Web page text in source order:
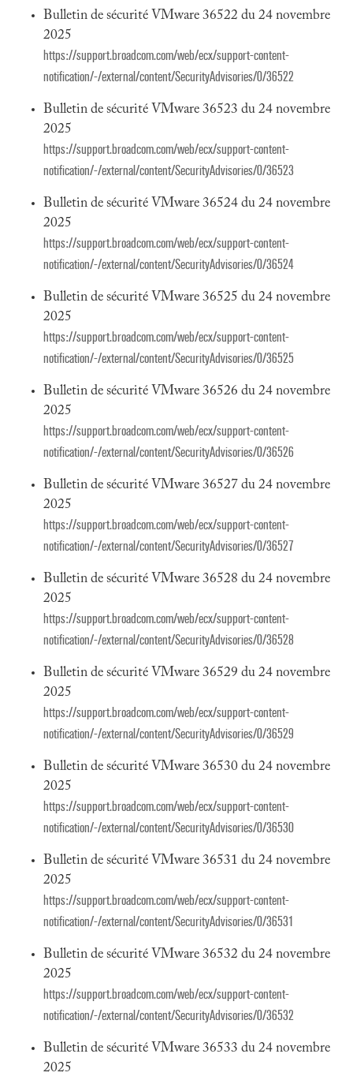
Bulletin de sécurité VMware 36522 du 24 novembre
2025
https://support.broadcom.com/web/ecx/support-content-
notification/-/external/content/SecurityAdvisories/0/36522
Bulletin de sécurité VMware 36523 du 24 novembre
2025
https://support.broadcom.com/web/ecx/support-content-
notification/-/external/content/SecurityAdvisories/0/36523
Bulletin de sécurité VMware 36524 du 24 novembre
2025
https://support.broadcom.com/web/ecx/support-content-
notification/-/external/content/SecurityAdvisories/0/36524
Bulletin de sécurité VMware 36525 du 24 novembre
2025
https://support.broadcom.com/web/ecx/support-content-
notification/-/external/content/SecurityAdvisories/0/36525
Bulletin de sécurité VMware 36526 du 24 novembre
2025
https://support.broadcom.com/web/ecx/support-content-
notification/-/external/content/SecurityAdvisories/0/36526
Bulletin de sécurité VMware 36527 du 24 novembre
2025
https://support.broadcom.com/web/ecx/support-content-
notification/-/external/content/SecurityAdvisories/0/36527
Bulletin de sécurité VMware 36528 du 24 novembre
2025
https://support.broadcom.com/web/ecx/support-content-
notification/-/external/content/SecurityAdvisories/0/36528
Bulletin de sécurité VMware 36529 du 24 novembre
2025
https://support.broadcom.com/web/ecx/support-content-
notification/-/external/content/SecurityAdvisories/0/36529
Bulletin de sécurité VMware 36530 du 24 novembre
2025
https://support.broadcom.com/web/ecx/support-content-
notification/-/external/content/SecurityAdvisories/0/36530
Bulletin de sécurité VMware 36531 du 24 novembre
2025
https://support.broadcom.com/web/ecx/support-content-
notification/-/external/content/SecurityAdvisories/0/36531
Bulletin de sécurité VMware 36532 du 24 novembre
2025
https://support.broadcom.com/web/ecx/support-content-
notification/-/external/content/SecurityAdvisories/0/36532
Bulletin de sécurité VMware 36533 du 24 novembre
2025